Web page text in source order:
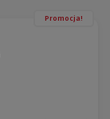
Promocja!